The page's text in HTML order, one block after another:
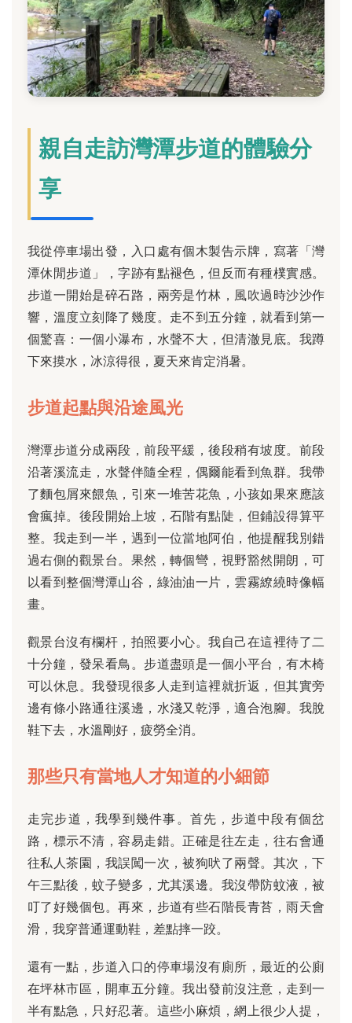
親自走訪灣潭步道的體驗分
享
我從停車場出發，入口處有個木製告示牌，寫著「灣
潭休閒步道」，字跡有點褪色，但反而有種樸實感。
步道一開始是碎石路，兩旁是竹林，風吹過時沙沙作
響，溫度立刻降了幾度。走不到五分鐘，就看到第一
個驚喜：一個小瀑布，水聲不大，但清澈見底。我蹲
下來摸水，冰涼得很，夏天來肯定消暑。
步道起點與沿途風光
灣潭步道分成兩段，前段平緩，後段稍有坡度。前段
沿著溪流走，水聲伴隨全程，偶爾能看到魚群。我帶
了麵包屑來餵魚，引來一堆苦花魚，小孩如果來應該
會瘋掉。後段開始上坡，石階有點陡，但鋪設得算平
整。我走到一半，遇到一位當地阿伯，他提醒我別錯
過右側的觀景台。果然，轉個彎，視野豁然開朗，可
以看到整個灣潭山谷，綠油油一片，雲霧繚繞時像幅
畫。
觀景台沒有欄杆，拍照要小心。我自己在這裡待了二
十分鐘，發呆看鳥。步道盡頭是一個小平台，有木椅
可以休息。我發現很多人走到這裡就折返，但其實旁
邊有條小路通往溪邊，水淺又乾淨，適合泡腳。我脫
鞋下去，水溫剛好，疲勞全消。
那些只有當地人才知道的小細節
走完步道，我學到幾件事。首先，步道中段有個岔
路，標示不清，容易走錯。正確是往左走，往右會通
往私人茶園，我誤闖一次，被狗吠了兩聲。其次，下
午三點後，蚊子變多，尤其溪邊。我沒帶防蚊液，被
叮了好幾個包。再來，步道有些石階長青苔，雨天會
滑，我穿普通運動鞋，差點摔一跤。
還有一點，步道入口的停車場沒有廁所，最近的公廁
在坪林市區，開車五分鐘。我出發前沒注意，走到一
半有點急，只好忍著。這些小麻煩，網上很少人提，